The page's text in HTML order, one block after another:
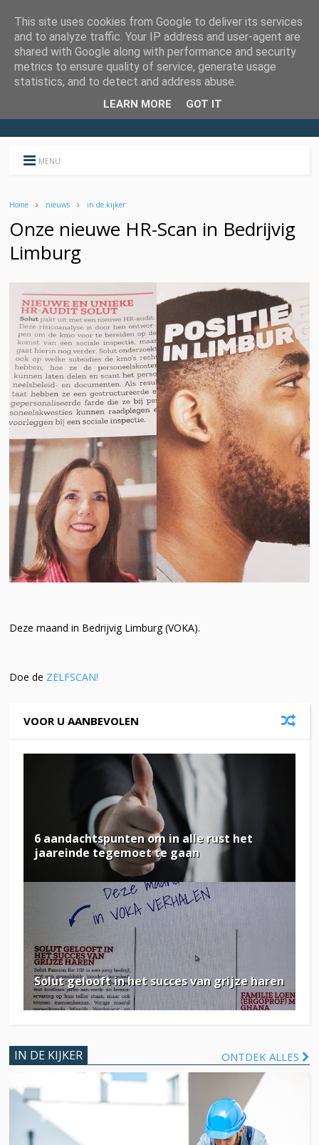
MENU
Home nieuws in de kijker
Onze nieuwe HR-Scan in Bedrijvig
Limburg
Deze maand in Bedrijvig Limburg (VOKA).
Doe de ZELFSCAN!
VOOR U AANBEVOLEN
6 aandachtspunten om in alle rust het
jaareinde tegemoet te gaan
Solut gelooft in het succes van grijze haren
IN DE KIJKER ONTDEK ALLES
This site uses cookies from Google to deliver its services
and to analyze traffic. Your IP address and user-agent are
shared with Google along with performance and security
metrics to ensure quality of service, generate usage
statistics, and to detect and address abuse.
LEARN MORE GOT IT